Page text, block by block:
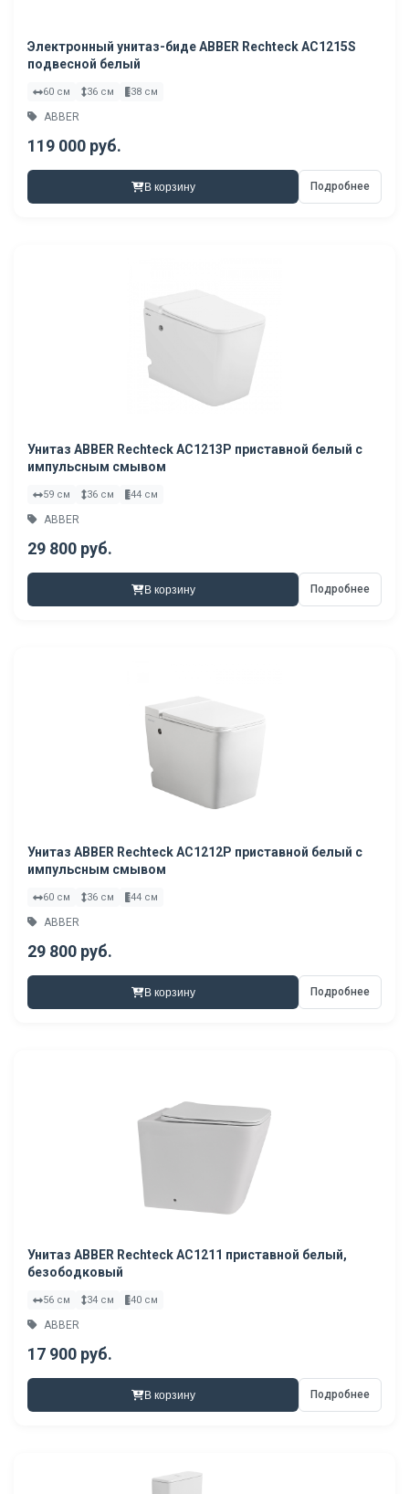
Электронный унитаз-биде ABBER Rechteck AC1215S
подвесной белый
60 см 36 см 38 см
ABBER
119 000 руб.
В корзину Подробнее
Унитаз ABBER Rechteck AC1213P приставной белый с
импульсным смывом
59 см 36 см 44 см
ABBER
29 800 руб.
В корзину Подробнее
Унитаз ABBER Rechteck AC1212P приставной белый с
импульсным смывом
60 см 36 см 44 см
ABBER
29 800 руб.
В корзину Подробнее
Унитаз ABBER Rechteck AC1211 приставной белый,
безободковый
56 см 34 см 40 см
ABBER
17 900 руб.
В корзину Подробнее